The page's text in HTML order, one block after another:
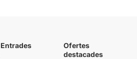
Entrades
Ofertes
destacades